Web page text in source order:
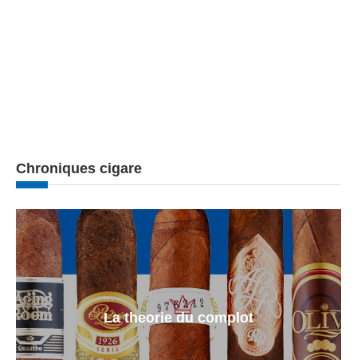
Chroniques cigare
La theorie du complot